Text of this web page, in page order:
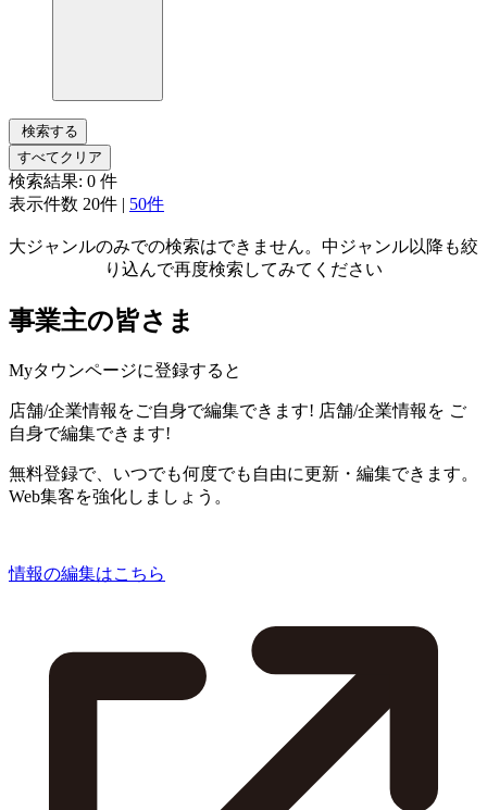
検索する
すべてクリア
検索結果: 0 件
表示件数 20件 | 50件
大ジャンルのみでの検索はできません。中ジャンル以降も絞
り込んで再度検索してみてください
事業主の皆さま
Myタウンページに登録すると
店舗/企業情報をご自身で編集できます! 店舗/企業情報を ご
自身で編集できます!
無料登録で、いつでも何度でも自由に更新・編集できます。
Web集客を強化しましょう。
情報の編集はこちら